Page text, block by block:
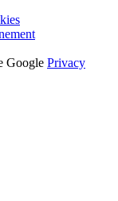
Google Privacy